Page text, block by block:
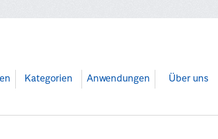
Kategorien Anwendungen Über uns